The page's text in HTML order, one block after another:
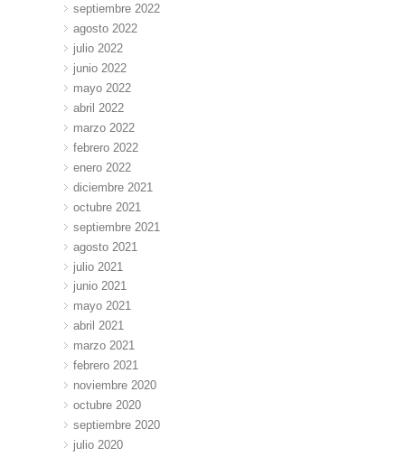
septiembre 2022
agosto 2022
julio 2022
junio 2022
mayo 2022
abril 2022
marzo 2022
febrero 2022
enero 2022
diciembre 2021
octubre 2021
septiembre 2021
agosto 2021
julio 2021
junio 2021
mayo 2021
abril 2021
marzo 2021
febrero 2021
noviembre 2020
octubre 2020
septiembre 2020
julio 2020